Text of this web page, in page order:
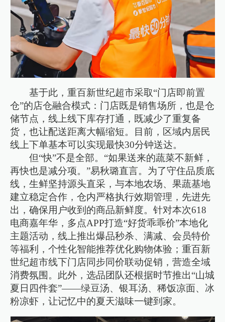
基于此，重百新世纪超市采取“门店即前置
仓”的店仓融合模式：门店既是销售场所，也是仓
储节点，线上线下库存打通，既减少了重复备
货，也让配送距离大幅缩短。目前，区域内居民
线上下单基本可以实现最快30分钟送达。
但“快”不是全部。“如果送来的蔬菜不新鲜，
再快也是减分项。”易秋璐直言。为了守住品质底
线，生鲜坚持源头直采，与本地农场、果蔬基地
建立稳定合作，仓内严格执行效期管理，先进先
出，确保用户收到的商品新鲜度。针对本次618
电商嘉年华，多点APP打造“好货乖乖价”本地化
主题活动，线上推出爆品秒杀、满减、会员特价
等福利，个性化智能推荐优化购物体验；重百新
世纪超市线下门店同步同价联动促销，营造全域
消费氛围。此外，选品团队还根据时节推出“山城
夏日四件套”——绿豆汤、银耳汤、稀饭凉面、冰
粉凉虾，让记忆中的夏天滋味一键到家。